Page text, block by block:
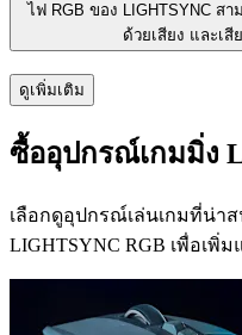
ไฟ RGB ของ LIGHTSYNC ส
ด้วยเสียง และเสี
ดูเพิ่มเติม
ซื้ออุปกรณ์เกมมิ่ง
เลือกดูอุปกรณ์เล่นเกมที่น่าส
LIGHTSYNC RGB เพื่อเพิ่